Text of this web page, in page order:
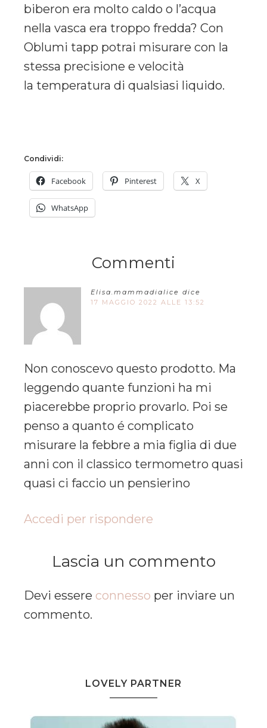
biberon era molto caldo o l’acqua
nella vasca era troppo fredda? Con
Oblumi tapp potrai misurare con la
stessa precisione e velocità
la temperatura di qualsiasi liquido.
Condividi:
Facebook Pinterest X
WhatsApp
Commenti
Elisa.mammadialice dice
17 MAGGIO 2022 ALLE 13:52
Non conoscevo questo prodotto. Ma
leggendo quante funzioni ha mi
piacerebbe proprio provarlo. Poi se
penso a quanto é complicato
misurare la febbre a mia figlia di due
anni con il classico termometro quasi
quasi ci faccio un pensierino
Accedi per rispondere
Lascia un commento
Devi essere connesso per inviare un
commento.
LOVELY PARTNER